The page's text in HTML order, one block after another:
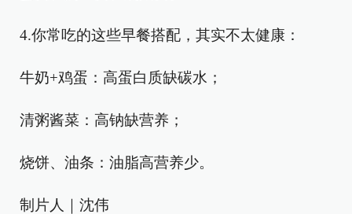
4.你常吃的这些早餐搭配，其实不太健康：
牛奶+鸡蛋：高蛋白质缺碳水；
清粥酱菜：高钠缺营养；
烧饼、油条：油脂高营养少。
制片人｜沈伟